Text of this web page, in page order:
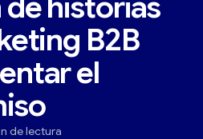
historias
B2B
el
de lectura